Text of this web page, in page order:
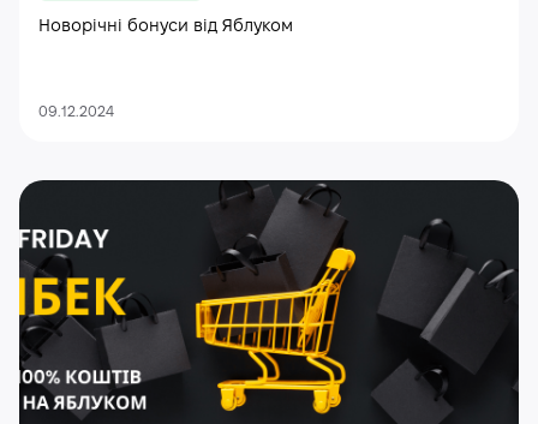
Новорічні бонуси від Яблуком
09.12.2024